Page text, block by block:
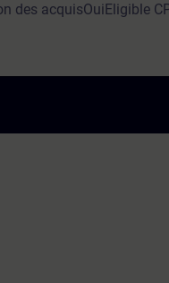
des acquisOuiEligible